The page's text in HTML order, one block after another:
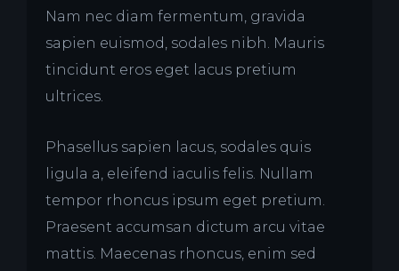
Nam nec diam fermentum, gravida
sapien euismod, sodales nibh. Mauris
tincidunt eros eget lacus pretium
ultrices.
Phasellus sapien lacus, sodales quis
ligula a, eleifend iaculis felis. Nullam
tempor rhoncus ipsum eget pretium.
Praesent accumsan dictum arcu vitae
mattis. Maecenas rhoncus, enim sed